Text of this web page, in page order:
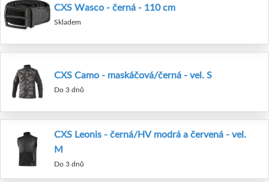
CXS Wasco - černá - 110 cm
Skladem
CXS Camo - maskáčová/černá - vel. S
Do 3 dnů
CXS Leonis - černá/HV modrá a červená - vel.
M
Do 3 dnů